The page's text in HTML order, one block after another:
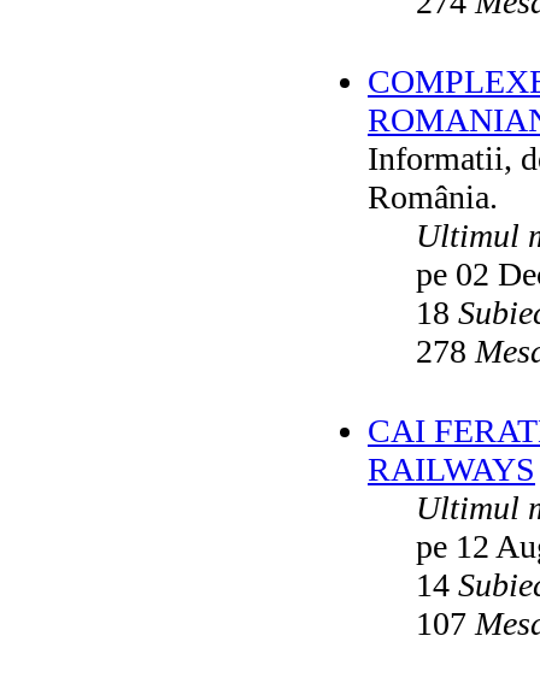
Informatii,
România.
Ultimul
pe 02
18
278
CAI
RAILWAYS
Ultimul
pe 12
14
107